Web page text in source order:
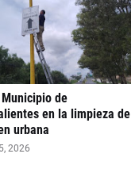
de
en la limpieza de
urbana
2026